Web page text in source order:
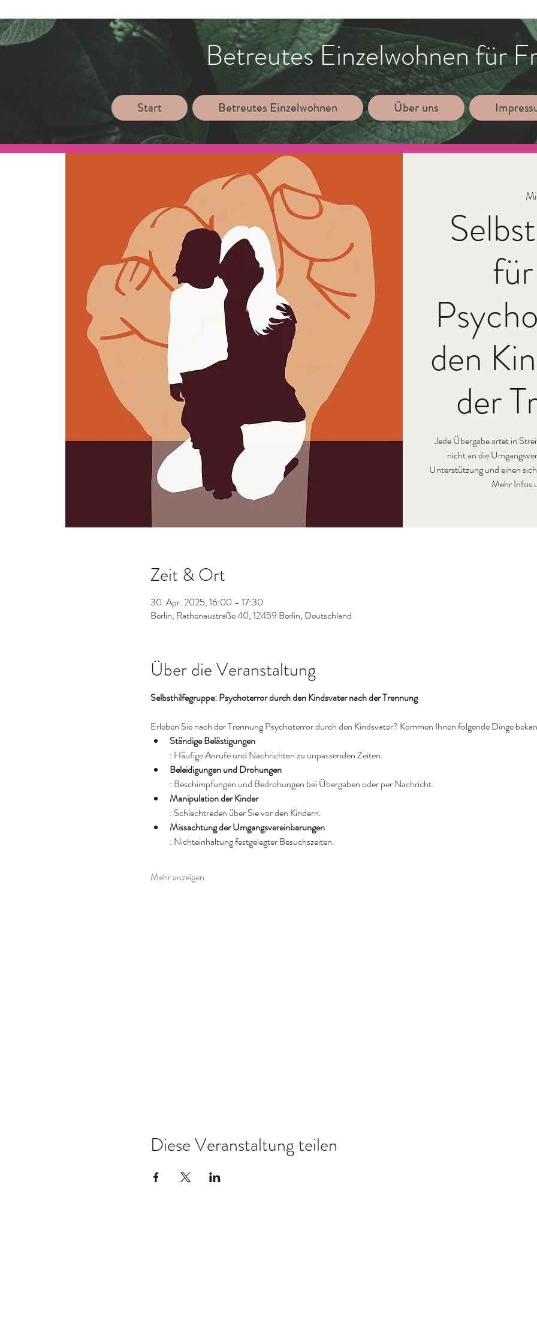
Betreutes Einzelwohnen für
Start Betreutes Einzelwohnen Über uns
den
der
Jede Übergabe artet in
nicht an die
Unterstützung und einen
Mehr Infos
Zeit & Ort
30. Apr. 2025, 16:00 – 17:30
Berlin, Rathenaustraße 40, 12459 Berlin, Deutschland
Über die Veranstaltung
Selbsthilfegruppe: Psychoterror durch den Kindsvater nach der Trennung
Erleben Sie nach der Trennung Psychoterror durch den Kindsvater? Kommen Ihnen folgende Dinge
Ständige Belästigungen
: Häufige Anrufe und Nachrichten zu unpassenden Zeiten.
Beleidigungen und Drohungen
: Beschimpfungen und Bedrohungen bei Übergaben oder per Nachricht.
Manipulation der Kinder
: Schlechtreden über Sie vor den Kindern.
Missachtung der Umgangsvereinbarungen
: Nichteinhaltung festgelegter Besuchszeiten.
Mehr anzeigen
Diese Veranstaltung teilen